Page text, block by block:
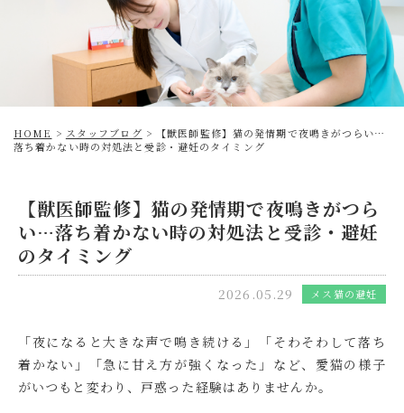
HOME > スタッフブログ >
【獣医師監修】猫の発情期で夜鳴きがつらい…
落ち着かない時の対処法と受診・避妊のタイミング
【獣医師監修】猫の発情期で夜鳴きがつら
い…落ち着かない時の対処法と受診・避妊
のタイミング
2026.05.29 メス猫の避妊
「夜になると大きな声で鳴き続ける」「そわそわして落ち
着かない」「急に甘え方が強くなった」など、愛猫の様子
がいつもと変わり、戸惑った経験はありませんか。